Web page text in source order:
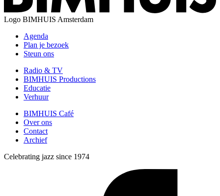
Logo BIMHUIS Amsterdam
Agenda
Plan je bezoek
Steun ons
Radio & TV
BIMHUIS Productions
Educatie
Verhuur
BIMHUIS Café
Over ons
Contact
Archief
Celebrating jazz since 1974